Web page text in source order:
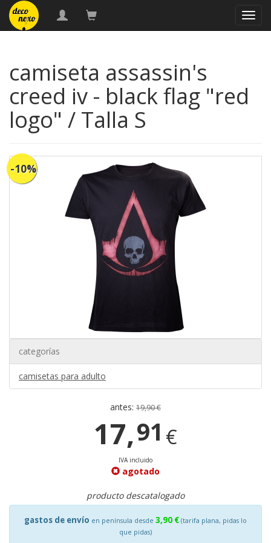
camiseta assassin's
creed iv - black flag "red
logo" / Talla S
-10%
categorías
camisetas para adulto
antes: 19,90 €
17,91 €
IVA incluido
agotado
producto descatalogado
gastos de envío en península desde 3,90 € (tarifa plana, pidas lo
que pidas)